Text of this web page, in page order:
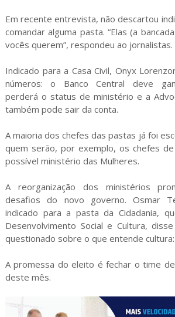
Em recente entrevista, não descartou
comandar alguma pasta. “Elas (a
vocês querem”, respondeu ao jornalistas.
Indicado para a Casa Civil, Onyx
números: o Banco Central deve
perderá o status de ministério e a
também pode sair da conta.
A maioria dos chefes das pastas já foi
quem serão, por exemplo, os chefes
possível ministério das Mulheres.
A reorganização dos ministérios
desafios do novo governo. Osmar
indicado para a pasta da Cidadania,
Desenvolvimento Social e Cultura,
questionado sobre o que entende cultura:
A promessa do eleito é fechar o time
deste mês.